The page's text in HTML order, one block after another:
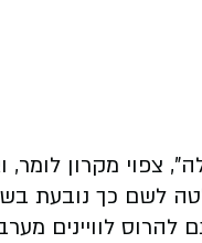
צפוי מקרון לומר,
לשם כך נובעת
לוויינים